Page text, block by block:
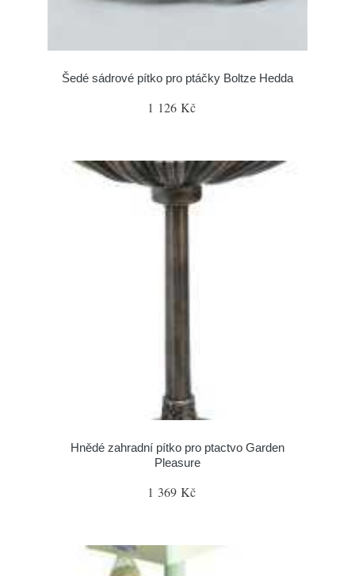
Šedé sádrové pítko pro ptáčky Boltze Hedda
1 126 Kč
Hnědé zahradní pítko pro ptactvo Garden
Pleasure
1 369 Kč